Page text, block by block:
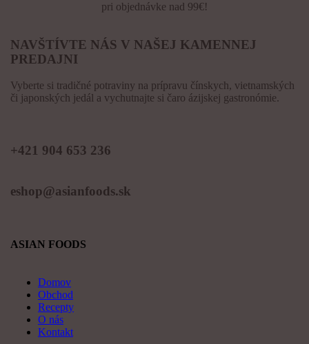
pri objednávke nad 99€!
NAVŠTÍVTE NÁS V NAŠEJ KAMENNEJ
PREDAJNI
Vyberte si tradičné potraviny na prípravu čínskych, vietnamských
či japonských jedál a vychutnajte si čaro ázijskej gastronómie.
+421 904 653 236
eshop@asianfoods.sk
ASIAN FOODS
Domov
Obchod
Recepty
O nás
Kontakt